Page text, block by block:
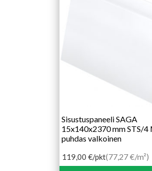
Sisustuspaneeli SAGA
15x140x2370 mm STS/4
puhdas valkoinen
119,00 €/pkt(77,27 €/m²)